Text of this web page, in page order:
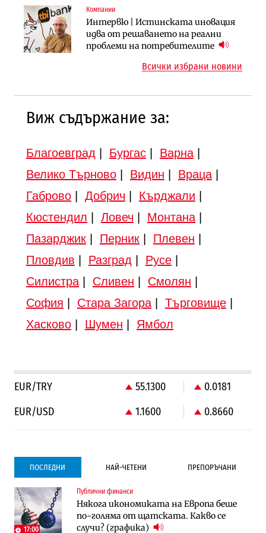
Компании
Интервю | Истинската иновация
идва от решаването на реални
проблеми на потребителите
Инфраструктура
АПИ възложи промяната на
парцеларния план за
Инфраструктура
Вторият мост над Варненското
езеро става част от бъдещата
Всички избрани новини
Виж съдържание за:
Благоевград Бургас| Варна|
Велико Търново| Видин Враца|
Габрово| Добрич Кърджали
Кюстендил
Ловеч Монтана|
Пазарджик| Перник| Плевен
Пловдив
Разград Русе|
Силистра| Сливен Смолян
София
Стара Загора| Търговище|
Хасково| Шумен Ямбол
EUR/TRY 55.1300
0.0181
EUR/USD
1.1600 0.8660
ПОСЛЕДНИ НАЙ-ЧЕТЕНИ ПРЕПОРЪЧАНИ
17:00
Публични финанси
Някога икономиката на Европа беше
по-голяма от щатската. Какво се
случи? (графика)
Градоустройство
Столична община избра изпълнител за
преместването на трамвайното
трасе по бул. „Скобелев“
Компании
Vivacom предлага над 150 устройства с
90% отстъпка през август